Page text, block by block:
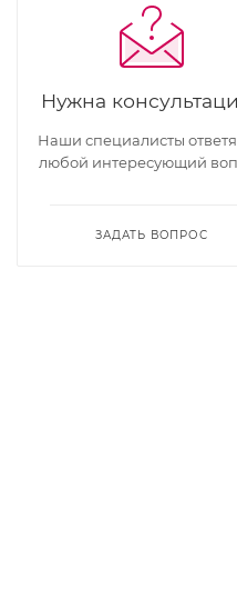
Нужна
Наши специалисты
любой интересующий
ЗАДАТЬ ВОПРОС